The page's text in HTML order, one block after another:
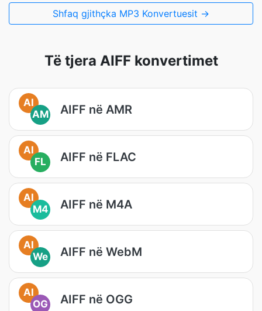
Shfaq gjithçka MP3 Konvertuesit →
Të tjera AIFF konvertimet
AI
AM
AIFF në AMR
AI
FL
AIFF në FLAC
AI
M4
AIFF në M4A
AI
We
AIFF në WebM
AI
OG
AIFF në OGG